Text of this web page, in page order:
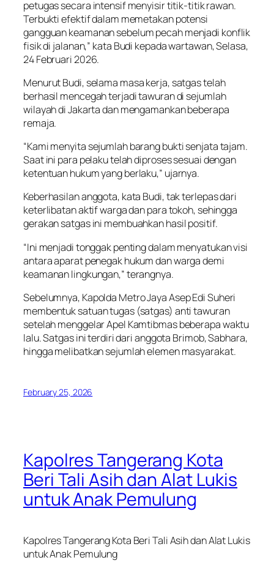
petugas secara intensif menyisir titik-titik rawan.
Terbukti efektif dalam memetakan potensi
gangguan keamanan sebelum pecah menjadi konflik
fisik di jalanan,” kata Budi kepada wartawan, Selasa,
24 Februari 2026.
Menurut Budi, selama masa kerja, satgas telah
berhasil mencegah terjadi tawuran di sejumlah
wilayah di Jakarta dan mengamankan beberapa
remaja.
“Kami menyita sejumlah barang bukti senjata tajam.
Saat ini para pelaku telah diproses sesuai dengan
ketentuan hukum yang berlaku,” ujarnya.
Keberhasilan anggota, kata Budi, tak terlepas dari
keterlibatan aktif warga dan para tokoh, sehingga
gerakan satgas ini membuahkan hasil positif.
“Ini menjadi tonggak penting dalam menyatukan visi
antara aparat penegak hukum dan warga demi
keamanan lingkungan,” terangnya.
Sebelumnya, Kapolda Metro Jaya Asep Edi Suheri
membentuk satuan tugas (satgas) anti tawuran
setelah menggelar Apel Kamtibmas beberapa waktu
lalu. Satgas ini terdiri dari anggota Brimob, Sabhara,
hingga melibatkan sejumlah elemen masyarakat.
February 25, 2026
Kapolres Tangerang Kota
Beri Tali Asih dan Alat Lukis
untuk Anak Pemulung
Kapolres Tangerang Kota Beri Tali Asih dan Alat Lukis
untuk Anak Pemulung